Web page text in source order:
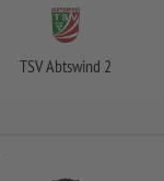
TSV Abtswind 2